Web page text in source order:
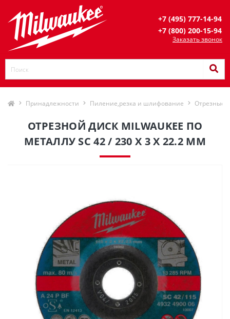
+7 (495) 777-14-94
+7 (800) 200-15-94
Заказать звонок
Принадлежности Пиление,резка и шлифование Отрезные
ОТРЕЗНОЙ ДИСК MILWAUKEE ПО
МЕТАЛЛУ SC 42 / 230 X 3 X 22.2 ММ